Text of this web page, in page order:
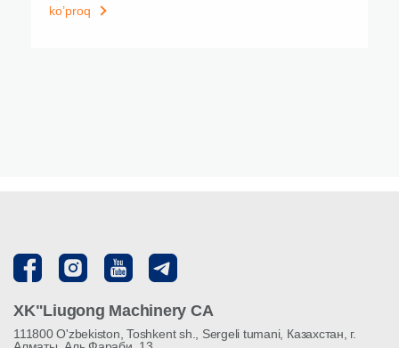
ko’proq
XK"Liugong Machinery CA
111800 O'zbekiston, Toshkent sh., Sergeli tumani, Казахстан, г.